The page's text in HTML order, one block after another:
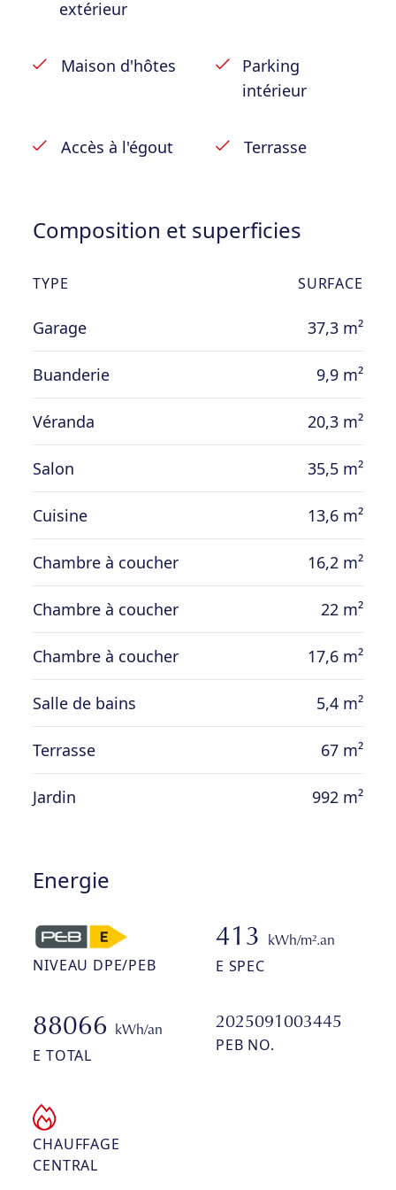
– Sous-sol: caves.
Remarques: châssis PVC double vitrage de
2021 – chauffage central mazout avec
extérieur
Maison d'hôtes
Parking
intérieur
Accès à l'égout Terrasse
Composition et superficies
TYPE SURFACE
Garage 37,3 m²
Buanderie 9,9 m²
Véranda 20,3 m²
Salon 35,5 m²
Cuisine 13,6 m²
Chambre à coucher 16,2 m²
Chambre à coucher 22 m²
Chambre à coucher 17,6 m²
Salle de bains 5,4 m²
Terrasse 67 m²
Jardin 992 m²
Energie
NIVEAU DPE/PEB
413 kWh/m².an
E SPEC
88066 kWh/an
E TOTAL
2025091003445
PEB NO.
CHAUFFAGE
CENTRAL